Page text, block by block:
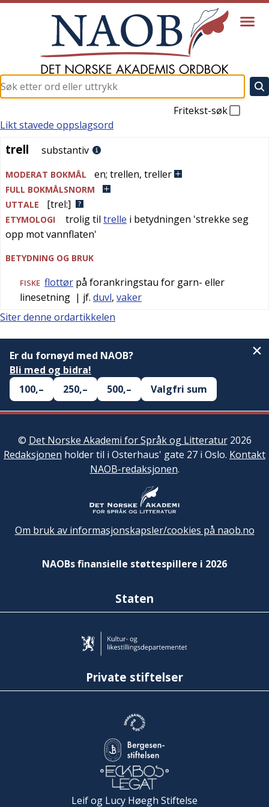
Fritekst-søk
trell
Likt stavede oppslagsord
trell substantiv
MODERAT BOKMÅL en; trellen, treller
FULL BOKMÅLSNORM
UTTALE
[trel:]
ETYMOLOGI trolig til trelle i betydningen 'strekke seg
opp mot vannflaten'
BETYDNING OG BRUK
FISKE flottør på forankringstau for garn- eller
linesetning | jf. duvl, vaker
Siter denne ordartikkelen
Er du fornøyd med NAOB?
Bli med og bidra!
100,–
250,– 500,– Valgfri sum
© Det Norske Akademi for Språk og Litteratur2026
Redaksjonen holder til i Osterhaus' gate 27 i Oslo. Kontakt
NAOB-redaksjonen.
Om bruk av informasjonskapsler/cookies på naob.no
NAOBs finansielle støttespillere i 2026
Staten
Private stiftelser
Leif og Lucy Høegh Stiftelse